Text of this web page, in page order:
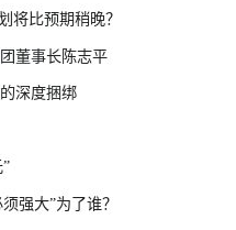
将比预期稍晚？
董事长陈志平
深度捆绑
强大”为了谁？